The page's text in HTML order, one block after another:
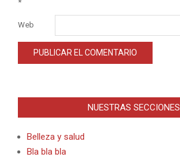
*
Web
NUESTRAS SECCIONES
Belleza y salud
Bla bla bla